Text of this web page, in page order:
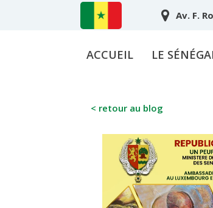
Av. F.
ACCUEIL LE
< retour au blog